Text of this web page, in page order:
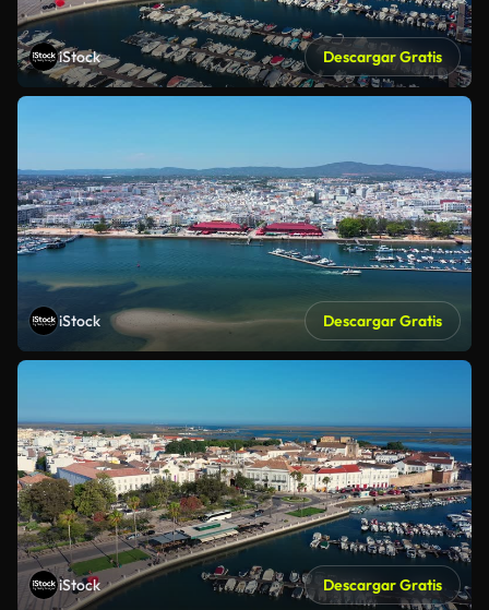
iStock Descargar Gratis
iStock Descargar Gratis
iStock Descargar Gratis